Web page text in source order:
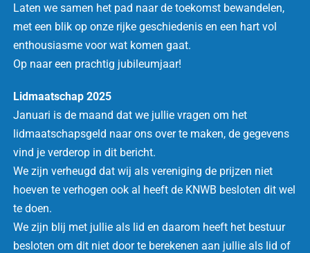
Laten we samen het pad naar de toekomst bewandelen,
met een blik op onze rijke geschiedenis en een hart vol
enthousiasme voor wat komen gaat.
Op naar een prachtig jubileumjaar!
Lidmaatschap 2025
Januari is de maand dat we jullie vragen om het
lidmaatschapsgeld naar ons over te maken, de gegevens
vind je verderop in dit bericht.
We zijn verheugd dat wij als vereniging de prijzen niet
hoeven te verhogen ook al heeft de KNWB besloten dit wel
te doen.
We zijn blij met jullie als lid en daarom heeft het bestuur
besloten om dit niet door te berekenen aan jullie als lid of